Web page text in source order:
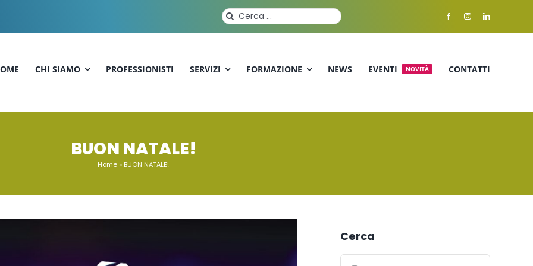
Cerca
per:
CHI SIAMO PROFESSIONISTI SERVIZI FORMAZIONE NEWS EVENTI NOVITÀ CONTATTI
BUON NATALE!
Home» BUON NATALE!
Cerca
Cerca